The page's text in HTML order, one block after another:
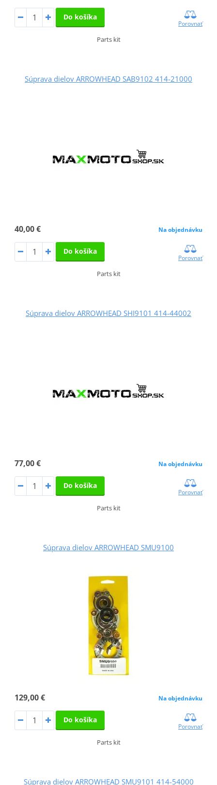
Do košíka
Porovnať
Parts kit
Súprava dielov ARROWHEAD SAB9102 414-21000
40,00 € Na objednávku
Do košíka
Porovnať
Parts kit
Súprava dielov ARROWHEAD SHI9101 414-44002
77,00 € Na objednávku
Do košíka
Porovnať
Parts kit
Súprava dielov ARROWHEAD SMU9100
129,00 € Na objednávku
Do košíka
Porovnať
Parts kit
Súprava dielov ARROWHEAD SMU9101 414-54000